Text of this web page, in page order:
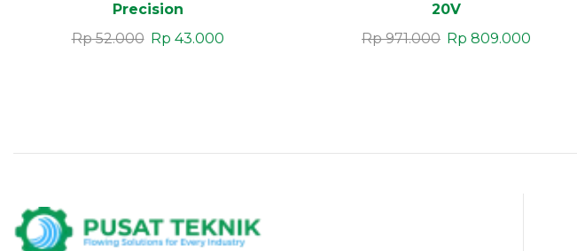
Precision
Rp52.000 Rp 43.000
20V
Rp971.000 Rp 809.000